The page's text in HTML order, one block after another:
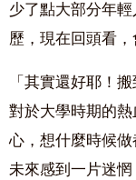
少了點大部分年
歷，現在回頭看
「其實還好耶！
對於大學時期的
心，想什麼時候
未來感到一片迷